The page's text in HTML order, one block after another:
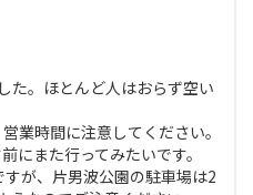
た。ほとんど人はおらず空い
業時間に注意してください。
にまた行ってみたいです。
が、片男波公園の駐車場は2